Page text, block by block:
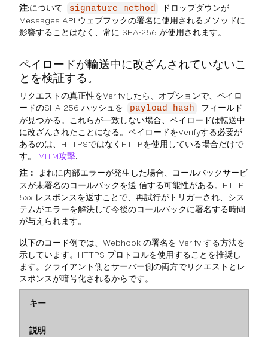
注:について signature method
ドロップダウンが
Messages API ウェブフックの署名に使用されるメソッドに
影響することはなく、常に SHA-256 が使用されます。
ペイロードが輸送中に改ざんされていないこ
とを検証する。
リクエストの真正性をVerifyしたら、オプションで、ペイロ
ードのSHA-256 ハッシュを
payload_hash
フィールド
が見つかる。これらが一致しない場合、ペイロードは転送中
に改ざんされたことになる。ペイロードをVerifyする必要が
あるのは、HTTPSではなくHTTPを使用している場合だけで
す。 MITM攻撃.
注：
まれに内部エラーが発生した場合、コールバックサービ
スが未署名のコールバックを送 信する可能性がある。HTTP
5xx レスポンスを返すことで、再試行がトリガーされ、シス
テムがエラーを解決して今後のコールバックに署名する時間
が与えられます。
以下のコード例では、Webhook の署名を Verify する方法を
示しています。HTTPS プロトコルを使用することを推奨し
ます。クライアント側とサーバー側の両方でリクエストとレ
スポンスが暗号化されるからです。
キー
説明